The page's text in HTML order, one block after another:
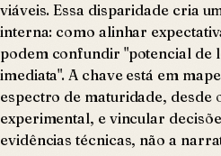
viáveis. Essa disparidade cria
interna: como alinhar
podem confundir "potencial de
imediata". A chave está em
espectro de maturidade, desde
experimental, e vincular
evidências técnicas, não a